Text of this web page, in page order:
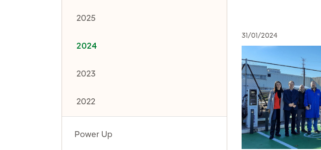
2025
2024
2023
2022
Power Up
31/01/2024